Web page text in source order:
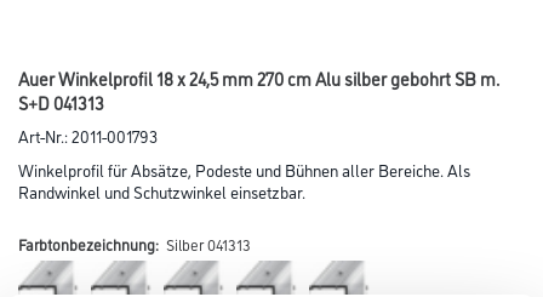
Auer Winkelprofil 18 x 24,5 mm 270 cm Alu silber gebohrt SB m.
S+D 041313
Art-Nr.:2011-001793
Winkelprofil für Absätze, Podeste und Bühnen aller Bereiche. Als
Randwinkel und Schutzwinkel einsetzbar.
Farbtonbezeichnung: Silber 041313